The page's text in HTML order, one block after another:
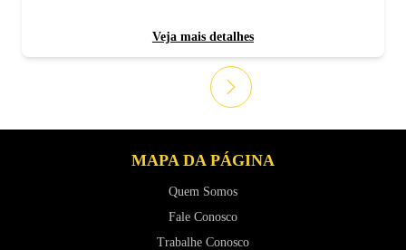
Veja mais detalhes
MAPA DA PÁGINA
Quem Somos
Fale Conosco
Trabalhe Conosco